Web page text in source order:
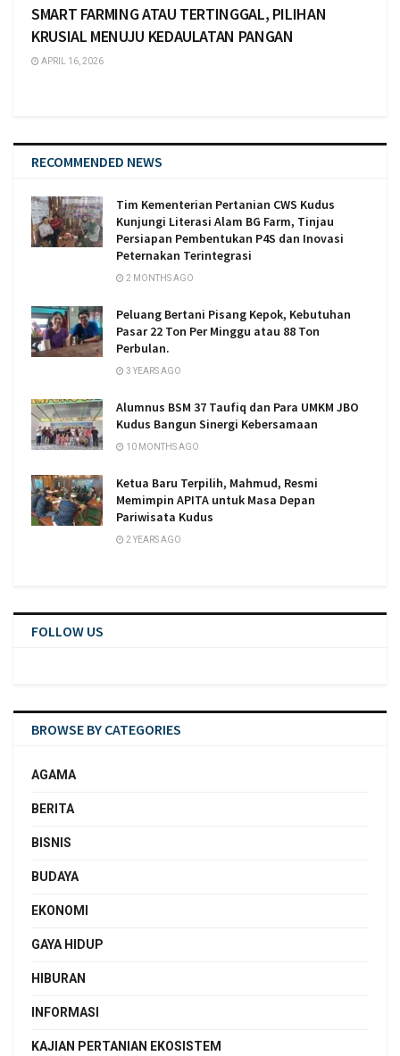
SMART FARMING ATAU TERTINGGAL, PILIHAN
KRUSIAL MENUJU KEDAULATAN PANGAN
APRIL 16, 2026
RECOMMENDED NEWS
Tim Kementerian Pertanian CWS Kudus
Kunjungi Literasi Alam BG Farm, Tinjau
Persiapan Pembentukan P4S dan Inovasi
Peternakan Terintegrasi
2 MONTHS AGO
Peluang Bertani Pisang Kepok, Kebutuhan
Pasar 22 Ton Per Minggu atau 88 Ton
Perbulan.
3 YEARS AGO
Alumnus BSM 37 Taufiq dan Para UMKM JBO
Kudus Bangun Sinergi Kebersamaan
10 MONTHS AGO
Ketua Baru Terpilih, Mahmud, Resmi
Memimpin APITA untuk Masa Depan
Pariwisata Kudus
2 YEARS AGO
FOLLOW US
BROWSE BY CATEGORIES
AGAMA
BERITA
BISNIS
BUDAYA
EKONOMI
GAYA HIDUP
HIBURAN
INFORMASI
KAJIAN PERTANIAN EKOSISTEM